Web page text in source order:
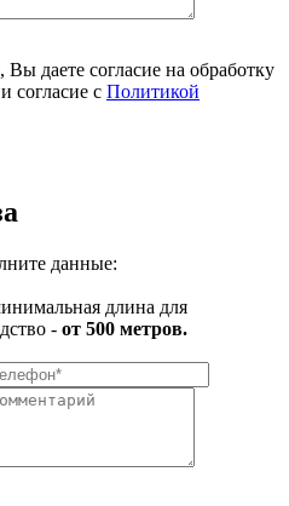
даете согласие на обработку
согласие с Политикой
данные:
длина для
- от 500 метров.